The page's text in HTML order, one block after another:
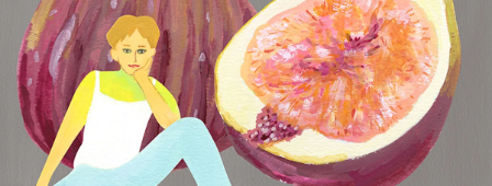
会員登録
Log in or Sign up